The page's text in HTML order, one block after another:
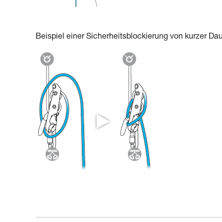
Beispiel einer Sicherheitsblockierung von kurzer